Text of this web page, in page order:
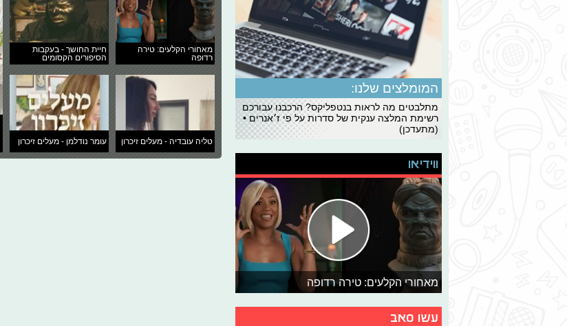
מאחורי הקלעים: טירה
רדופה
חיית החושך - בעקבות
הסיפורים הקסומים
טליה עובדיה - מעלים זיכרון עומר נודלמן - מעלים זיכרון
המומלצים שלנו:
מתלבטים מה לראות בנטפליקס? הרכבנו עבורכם
רשימת המלצה ענקית של סדרות על פי ז׳אנרים •
(מתעדכן)
ווידיאו
מאחורי הקלעים: טירה רדופה
עשו סאב